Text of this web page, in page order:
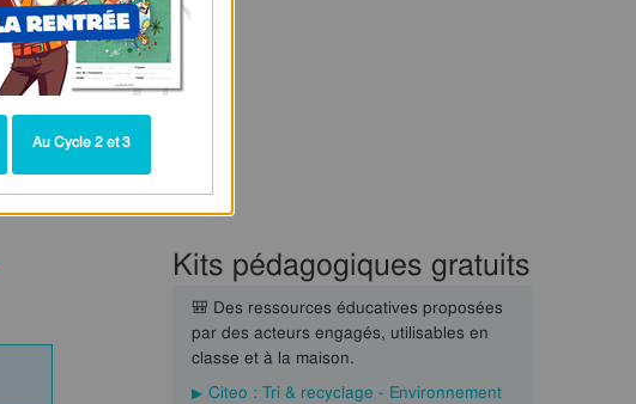
Kits pédagogiques gratuits
🎒 Des ressources éducatives proposées
par des acteurs engagés, utilisables en
classe et à la maison.
Citeo : Tri & recyclage - Environnement
Au Cycle 2 et 3